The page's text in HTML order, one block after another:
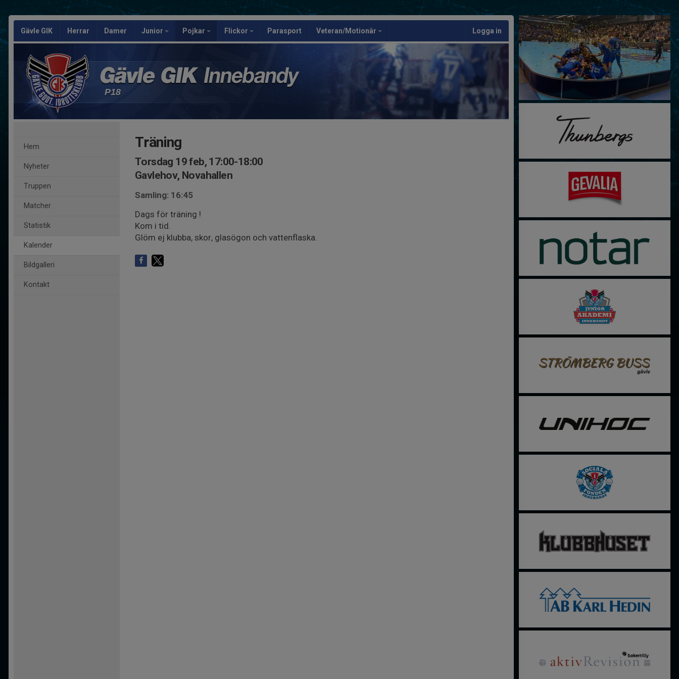
Gävle GIK Herrar Damer Junior Pojkar Flickor Parasport Veteran/Motionär Logga in
P18
Hem
Nyheter
Truppen
Matcher
Statistik
Kalender
Bildgalleri
Kontakt
Träning
Torsdag 19 feb, 17:00-18:00
Gavlehov, Novahallen
Samling: 16:45
Dags för träning !
Kom i tid.
Glöm ej klubba, skor, glasögon och vattenflaska.